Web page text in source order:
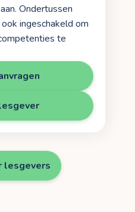
Ondertussen
ingeschakeld om
te
lesgevers